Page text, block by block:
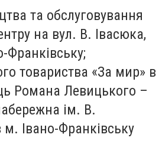
та обслуговування
на вул. В. Івасюка,
Франківську;
товариства «За мир» в
Романа Левицького –
ім. В.
Івано-Франківську